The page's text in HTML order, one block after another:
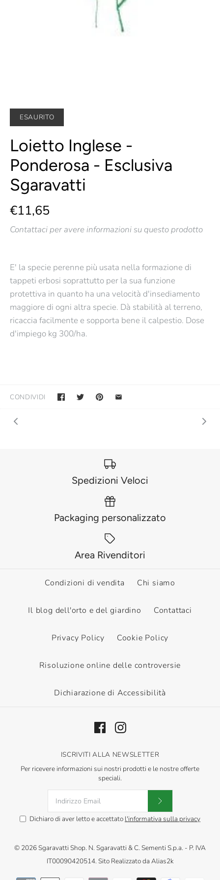
ESAURITO
Loietto Inglese -
Ponderosa - Esclusiva
Sgaravatti
€11,65
Contattaci per avere informazioni su questo prodotto
E' la specie perenne più usata nella formazione di
tappeti erbosi soprattutto per la sua funzione
protettiva in quanto ha una velocità d'insediamento
maggiore di ogni altra specie. Dà stabilità al terreno,
ricaccia facilmente e sopporta bene il calpestio. Dose
d'impiego kg 300/ha.
CONDIVIDI
Spedizioni Veloci
Packaging personalizzato
Area Rivenditori
Condizioni di vendita Chi siamo
Il blog dell'orto e del giardino Contattaci
Privacy Policy Cookie Policy
Risoluzione online delle controversie
Dichiarazione di Accessibilità
ISCRIVITI ALLA NEWSLETTER
Per ricevere informazioni sui nostri prodotti e le nostre offerte
speciali.
Dichiaro di aver letto e accettato l'informativa sulla privacy
© 2026Sgaravatti Shop. N. Sgaravatti & C. Sementi S.p.a. - P. IVA
IT00090420514. Sito Realizzato da Alias2k